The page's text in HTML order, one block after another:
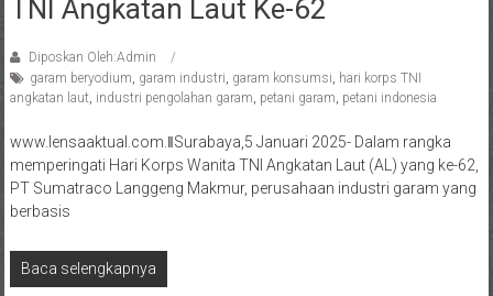
TNI Angkatan Laut Ke-62
Diposkan Oleh:Admin
garam beryodium, garam industri, garam konsumsi, hari korps TNI
angkatan laut, industri pengolahan garam, petani garam, petani indonesia
www.lensaaktual.com.ǁSurabaya,5 Januari 2025- Dalam rangka
memperingati Hari Korps Wanita TNI Angkatan Laut (AL) yang ke-62,
PT Sumatraco Langgeng Makmur, perusahaan industri garam yang
berbasis
Baca selengkapnya